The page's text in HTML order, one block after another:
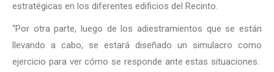
estratégicas en los diferentes edificios del Recinto.
“Por otra parte, luego de los adiestramientos que se están
llevando a cabo, se estará diseñado un simulacro como
ejercicio para ver cómo se responde ante estas situaciones.